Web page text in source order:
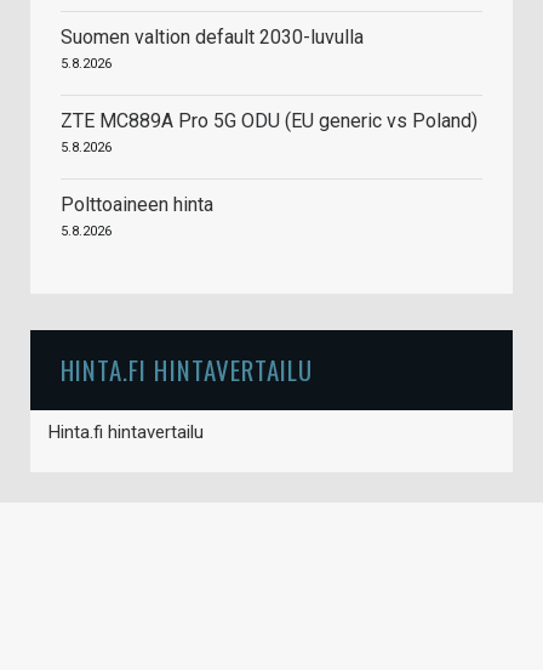
Suomen valtion default 2030-luvulla
5.8.2026
ZTE MC889A Pro 5G ODU (EU generic vs Poland)
5.8.2026
Polttoaineen hinta
5.8.2026
HINTA.FI HINTAVERTAILU
Hinta.fi hintavertailu